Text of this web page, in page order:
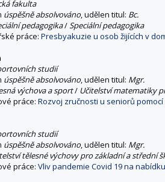
fakulta
úspěšně absolvováno, udělen titul: Bc.
pedagogika/Speciální pedagogika
práce: Presbyakuzie u osob žijících v
studií
úspěšně absolvováno, udělen titul: Mgr.
výchova a sport/ Učitelství matematiky
práce: Rozvoj zručnosti u seniorů
studií
úspěšně absolvováno, udělen titul: Mgr.
tělesné výchovy pro základní a střední
práce: Vliv pandemie Covid 19 na